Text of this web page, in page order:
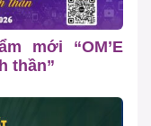
mới “OM’E
thần”